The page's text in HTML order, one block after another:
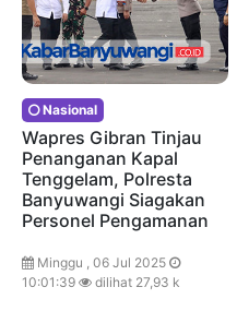
Nasional
Wapres Gibran Tinjau
Penanganan Kapal
Tenggelam, Polresta
Banyuwangi Siagakan
Personel Pengamanan
Minggu , 06 Jul 2025
10:01:39
dilihat 27,93 k